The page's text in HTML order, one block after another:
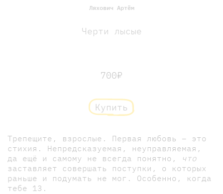
Ляхович Артём
Черти лысые
700₽
Купить
Трепещите, взрослые. Первая любовь – это
стихия. Непредсказуемая, неуправляемая,
да ещё и самому не всегда понятно,
что
заставляет совершать поступки, о которых
раньше и подумать не мог. Особенно, когда
тебе 13.